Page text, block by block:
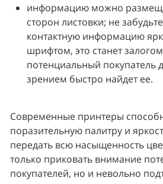
информацию можно
сторон листовки; не
контактную информацию
шрифтом, это станет
потенциальный покупатель
зрением быстро найдет ее.
Современные принтеры
поразительную палитру и
передать всю насыщенность
только приковать внимание
покупателей, но и невольно